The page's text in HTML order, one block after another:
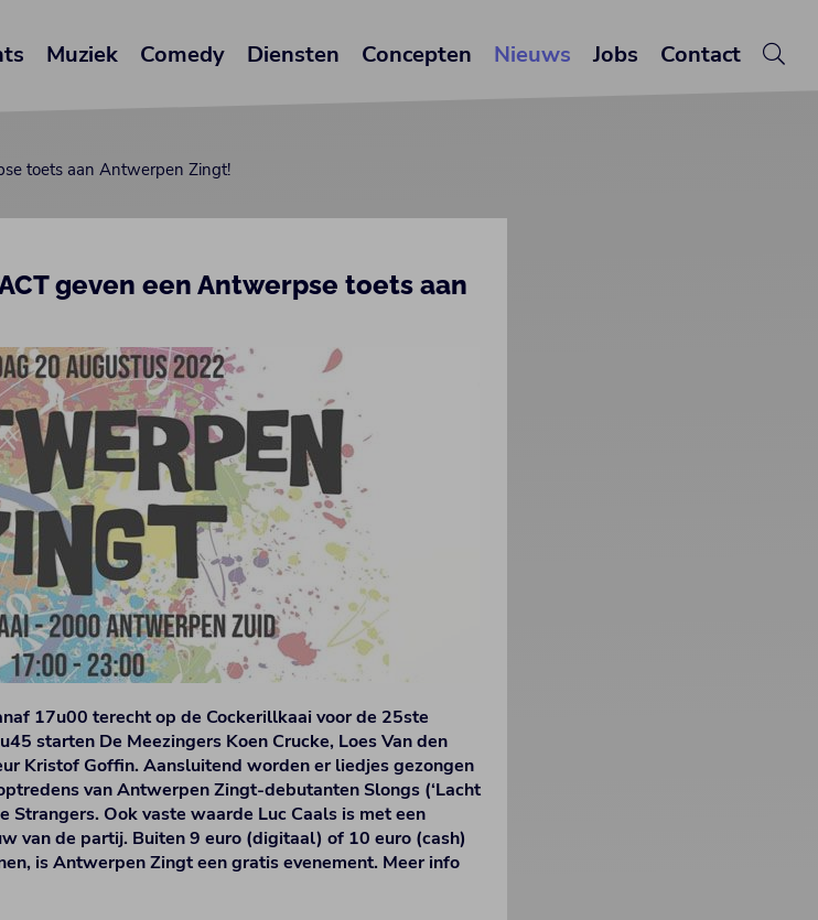
Muziek Comedy Diensten Concepten Nieuws Jobs Contact
toets aan Antwerpen Zingt!
geven een Antwerpse toets aan
17u00 terecht op de Cockerillkaai voor de 25ste
starten De Meezingers Koen Crucke, Loes Van den
Kristof Goffin. Aansluitend worden er liedjes gezongen
van Antwerpen Zingt-debutanten Slongs (‘Lacht
Strangers. Ook vaste waarde Luc Caals is met een
van de partij. Buiten 9 euro (digitaal) of 10 euro (cash)
is Antwerpen Zingt een gratis evenement. Meer info